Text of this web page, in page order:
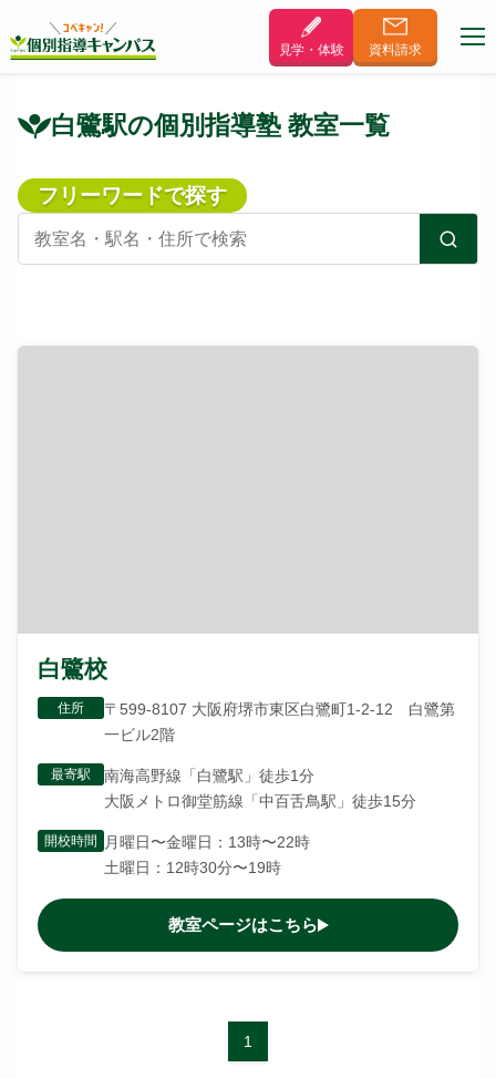
見学・体験 資料請求
白鷺駅の個別指導塾 教室一覧
フリーワードで探す
白鷺校
住所
〒599-8107 大阪府堺市東区白鷺町1-2-12 白鷺第
一ビル2階
最寄駅
南海高野線「白鷺駅」徒歩1分
大阪メトロ御堂筋線「中百舌鳥駅」徒歩15分
開校時間
月曜日〜金曜日：13時〜22時
土曜日：12時30分〜19時
教室ページはこちら
1